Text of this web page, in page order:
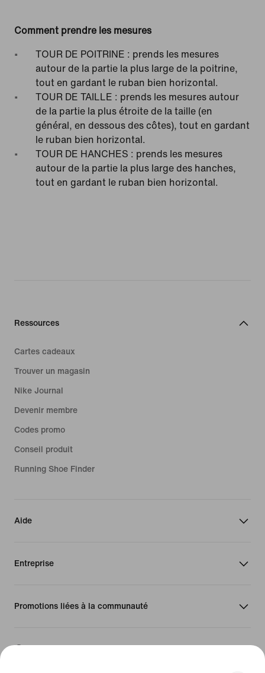
Comment prendre les mesures
TOUR DE POITRINE : prends les mesures
autour de la partie la plus large de la poitrine,
tout en gardant le ruban bien horizontal.
TOUR DE TAILLE : prends les mesures autour
de la partie la plus étroite de la taille (en
général, en dessous des côtes), tout en gardant
le ruban bien horizontal.
TOUR DE HANCHES : prends les mesures
autour de la partie la plus large des hanches,
tout en gardant le ruban bien horizontal.
Ressources
Cartes cadeaux
Trouver un magasin
Nike Journal
Devenir membre
Codes promo
Conseil produit
Running Shoe Finder
Aide
Entreprise
Promotions liées à la communauté
Luxembourg